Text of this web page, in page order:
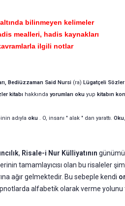
bilinmeyen kelimeler
mealleri, hadis kaynakları
ilgili notlar
Bediüzzaman Said Nursi (ra) Lügatçeli Sözler
kitabı hakkında yorumları oku yup kitabın
adıyla oku . O, insanı " alak " dan yarattı. Oku
, Risale-i Nur Külliyatının
tamamlayıcısı olan bu risaleler
ağır gelmektedir. Bu sebeple kendi
alfabetik olarak verme